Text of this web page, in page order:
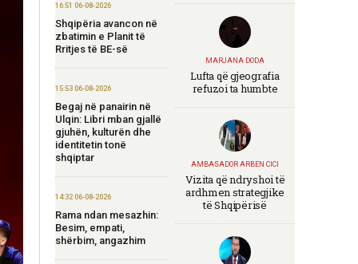
16:51 06-08-2026
Shqipëria avancon në
zbatimin e Planit të
Rritjes të BE-së
15:53 06-08-2026
Begaj në panairin në
Ulqin: Libri mban gjallë
gjuhën, kulturën dhe
identitetin tonë
shqiptar
14:32 06-08-2026
Rama ndan mesazhin:
Besim, empati,
shërbim, angazhim
MARJANA DODA
Lufta që gjeografia
refuzoi ta humbte
AMBASADOR ARBEN CICI
Vizita që ndryshoi të
ardhmen strategjike
të Shqipërisë